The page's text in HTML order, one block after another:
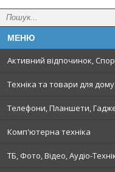
Активний відпочинок,
Техніка та товари для дому
Телефони, Планшети,
Комп'ютерна техніка
ТБ, Фото, Відео, Аудіо-